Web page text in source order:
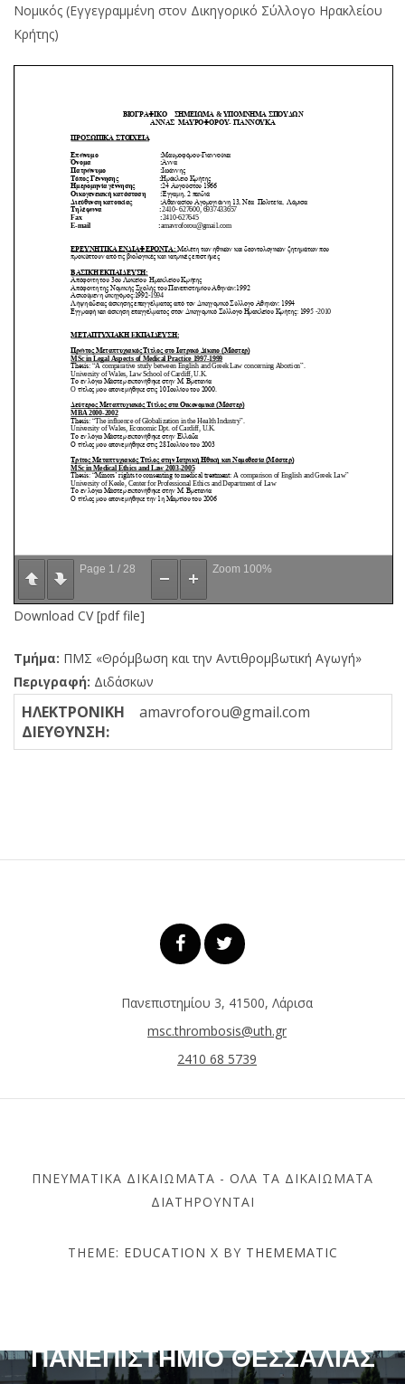
Νομικός (Εγγεγραμμένη στον Δικηγορικό Σύλλογο Ηρακλείου
Κρήτης)
Page 1 / 28 Zoom 100%
Download CV [pdf file]
Τμήμα: ΠΜΣ «Θρόμβωση και την Αντιθρομβωτική Αγωγή»
Περιγραφή: Διδάσκων
ΗΛΕΚΤΡΟΝΙΚΗ
ΔΙΕΥΘΥΝΣΗ:
amavroforou@gmail.com
Πανεπιστημίου 3, 41500, Λάρισα
msc.thrombosis@uth.gr
2410 68 5739
ΠΝΕΥΜΑΤΙΚΆ ΔΙΚΑΙΏΜΑΤΑ - ΌΛΑ ΤΑ ΔΙΚΑΙΏΜΑΤΑ
ΔΙΑΤΗΡΟΎΝΤΑΙ
THEME: EDUCATION X BY THEMEMATIC
ΠΑΝΕΠΙΣΤΉΜΙΟ ΘΕΣΣΑΛΊΑΣ